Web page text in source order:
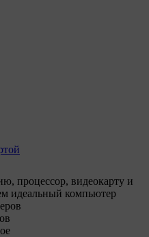
процессор, видеокарту и
идеальный компьютер